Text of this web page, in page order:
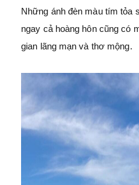
Những ánh đèn màu tím tỏa
ngay cả hoàng hôn cũng có
gian lãng mạn và thơ mộng.